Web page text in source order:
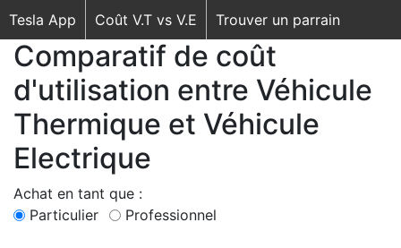
Tesla App Coût V.T vs V.E Trouver un parrain
Comparatif de coût
d'utilisation entre Véhicule
Thermique et Véhicule
Electrique
Achat en tant que :
Particulier
Professionnel